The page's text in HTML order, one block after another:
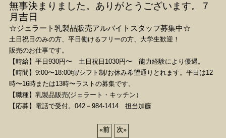
無事決まりました。ありがとうございます。７
月吉日
☆ジェラート乳製品販売アルバイトスタッフ募集中☆
土日祝日のみの方、平日働けるフリーの方、大学生歓迎！
販売のお仕事です。
【時給】平日930円〜 土日祝日1030円〜 能力経験により優遇。
【時間】9:00〜18:00頃/シフト制/お休み希望通りとれます。平日は12
時〜16時または13時〜ラストの募集です。
【職種】乳製品販売(ジェラート・キッチン）
【応募】電話で受付。042－984-1414 担当加藤
«前 次»